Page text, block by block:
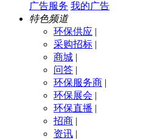
广告服务 我的广告
特色频道
环保供应 |
采购招标 |
商城 |
问答 |
环保服务商 |
环保展会 |
环保直播 |
招商 |
资讯 |